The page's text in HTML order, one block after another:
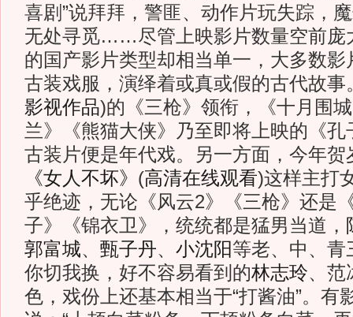
喜剧”说拜拜，警匪、动作片玩失踪，
无处寻觅……尽管上映影片数量空前庞
的国产影片类型却相当单一，大多数影
古装戏服，演绎着或真或假的古代故事
影视作品)的《三枪》领衔，《十月围
兰》《熊猫大侠》乃至即将上映的《
古装片便是年代戏。另一方面，今年贺
《女人不坏》 (高清在线观看)这样主打
乎绝迹，无论《风云2》《三枪》还是
子》《锦衣卫》，统统都是猛男当道，
郭富城、 甄子丹、 小沈阳等老、中、青
你切我换，好不容易看到的林志玲、范
色，戏份上还基本相当于“打酱油”。有